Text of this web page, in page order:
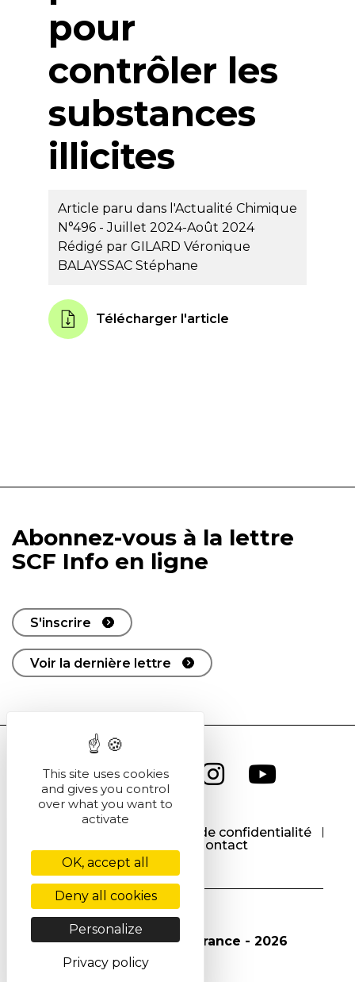
pour
contrôler les
substances
illicites
Article paru dans l'Actualité Chimique
N°496 - Juillet 2024-Août 2024
Rédigé par GILARD Véronique
BALAYSSAC Stéphane
Télécharger l'article
Abonnez-vous à la lettre
SCF Info en ligne
S'inscrire
Voir la dernière lettre
Politique de confidentialité
Contact
© Société Chimique de France - 2026
This site uses cookies
and gives you control
over what you want to
activate
OK, accept all
Deny all cookies
Personalize
Privacy policy